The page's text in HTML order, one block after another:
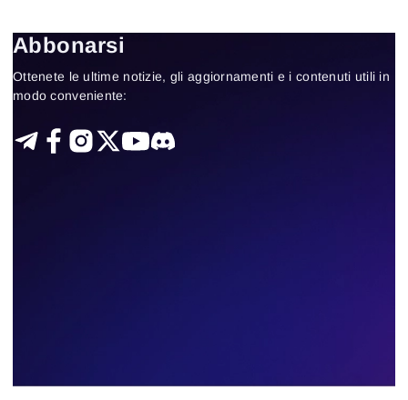
6 Results found
Apply filters
Abbonarsi
Ottenete le ultime notizie, gli aggiornamenti e i contenuti utili in
modo conveniente: